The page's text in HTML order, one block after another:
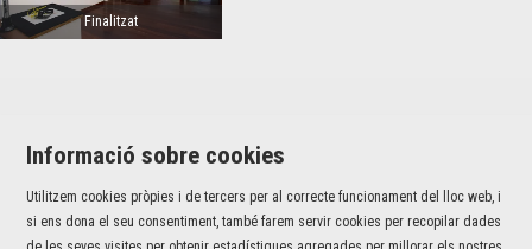
Finalitzat
Jaume I, 42 baixos | 17001 Girona
Informació sobre cookies
Utilitzem cookies pròpies i de tercers per al correcte funcionament del lloc web, i
si ens dona el seu consentiment, també farem servir cookies per recopilar dades